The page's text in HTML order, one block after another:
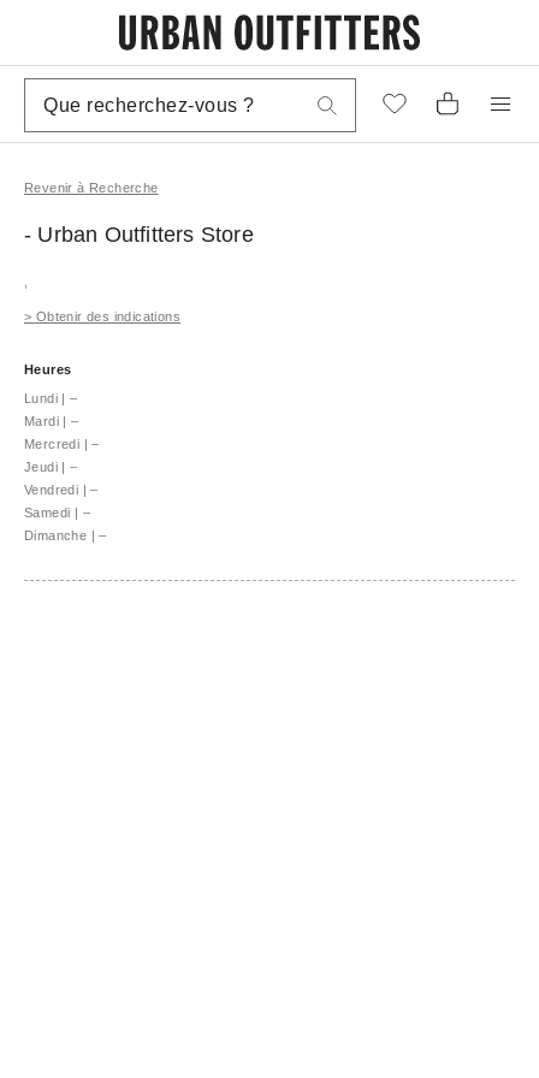
Revenir à Recherche
- Urban Outfitters Store
> Obtenir des indications
Heures
Lundi | –
Mardi | –
Mercredi | –
Jeudi | –
Vendredi | –
Samedi | –
Dimanche | –